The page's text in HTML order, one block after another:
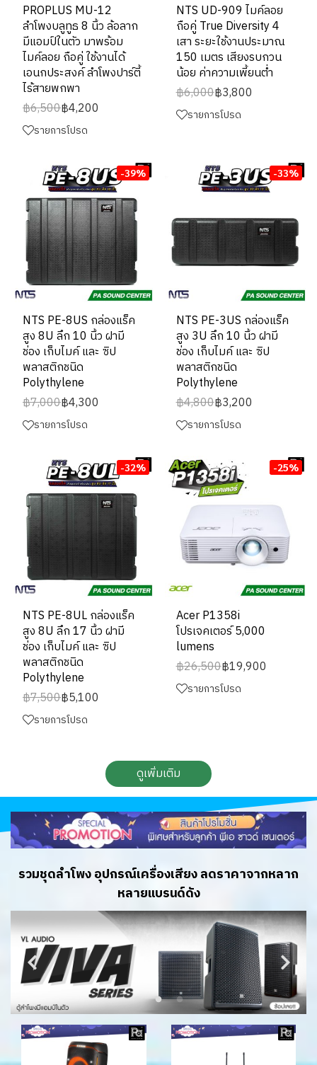
PROPLUS MU-12
ลำโพงบลูทูธ 8 นิ้ว ล้อลาก
มีแอมป์ในตัว มาพร้อม
ไมค์ลอย ถือคู่ ใช้งานได้
เอนกประสงค์ ลำโพงปาร์ตี้
ไร้สายพกพา
฿6,500฿4,200
รายการโปรด
NTS UD-909 ไมค์ลอย
ถือคู่ True Diversity 4
เสา ระยะใช้งานประมาณ
150 เมตร เสียงรบกวน
น้อย ค่าความเพี้ยนต่ำ
฿6,000฿3,800
รายการโปรด
-39%
NTS PE-8US กล่องแร็ค
สูง 8U ลึก 10 นิ้ว ฝามี
ช่อง เก็บไมค์ และ ซิป
พลาสติกชนิด
Polythylene
฿7,000฿4,300
รายการโปรด
-33%
NTS PE-3US กล่องแร็ค
สูง 3U ลึก 10 นิ้ว ฝามี
ช่อง เก็บไมค์ และ ซิป
พลาสติกชนิด
Polythylene
฿4,800฿3,200
รายการโปรด
-32%
NTS PE-8UL กล่องแร็ค
สูง 8U ลึก 17 นิ้ว ฝามี
ช่อง เก็บไมค์ และ ซิป
พลาสติกชนิด
Polythylene
฿7,500฿5,100
รายการโปรด
-25%
Acer P1358i
โปรเจคเตอร์ 5,000
lumens
฿26,500฿19,900
รายการโปรด
ดูเพิ่มเติม
รวมชุดลำโพง อุปกรณ์เครื่องเสียง ลดราคาจากหลาก
หลายแบรนด์ดัง